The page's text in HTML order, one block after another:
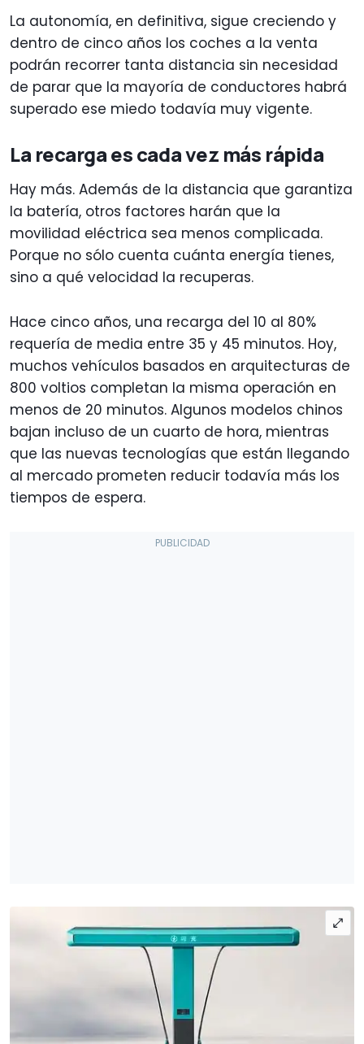
La autonomía, en definitiva, sigue creciendo y
dentro de cinco años los coches a la venta
podrán recorrer tanta distancia sin necesidad
de parar que la mayoría de conductores habrá
superado ese miedo todavía muy vigente.
La recarga es cada vez más rápida
Hay más. Además de la distancia que garantiza
la batería, otros factores harán que la
movilidad eléctrica sea menos complicada.
Porque no sólo cuenta cuánta energía tienes,
sino a qué velocidad la recuperas.
Hace cinco años, una recarga del 10 al 80%
requería de media entre 35 y 45 minutos. Hoy,
muchos vehículos basados en arquitecturas de
800 voltios completan la misma operación en
menos de 20 minutos. Algunos modelos chinos
bajan incluso de un cuarto de hora, mientras
que las nuevas tecnologías que están llegando
al mercado prometen reducir todavía más los
tiempos de espera.